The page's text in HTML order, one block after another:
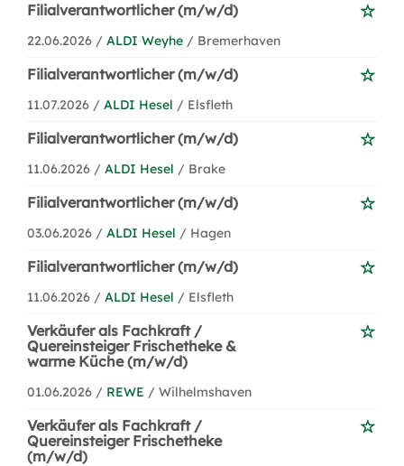
Filialverantwortlicher (m/w/d)
22.06.2026 / ALDI Weyhe / Bremerhaven
Filialverantwortlicher (m/w/d)
11.07.2026 / ALDI Hesel / Elsfleth
Filialverantwortlicher (m/w/d)
11.06.2026 / ALDI Hesel / Brake
Filialverantwortlicher (m/w/d)
03.06.2026 / ALDI Hesel / Hagen
Filialverantwortlicher (m/w/d)
11.06.2026 / ALDI Hesel / Elsfleth
Verkäufer als Fachkraft /
Quereinsteiger Frischetheke &
warme Küche (m/w/d)
01.06.2026 / REWE / Wilhelmshaven
Verkäufer als Fachkraft /
Quereinsteiger Frischetheke
(m/w/d)